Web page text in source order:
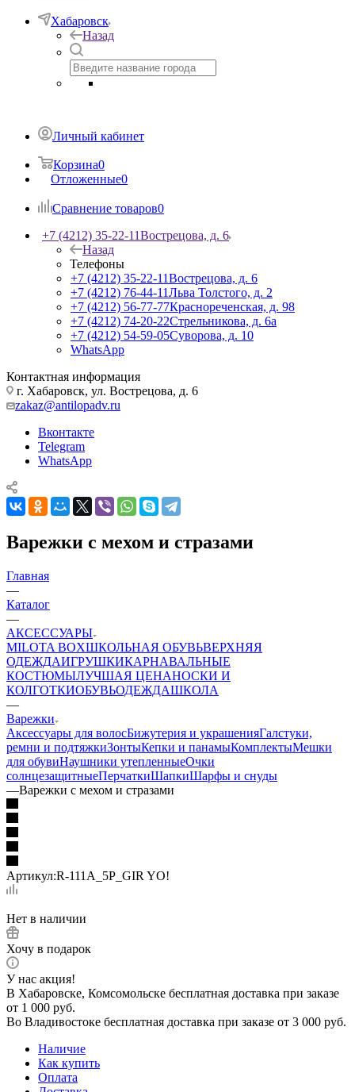
Хабаровск
Назад
Личный кабинет
Корзина0
Отложенные0
Сравнение товаров0
+7 (4212) 35-22-11Вострецова, д. 6
Назад
Телефоны
+7 (4212) 35-22-11Вострецова, д. 6
+7 (4212) 76-44-11Льва Толстого, д. 2
+7 (4212) 56-77-77Краснореченская, д. 98
+7 (4212) 74-20-22Стрельникова, д. 6а
+7 (4212) 54-59-05Суворова, д. 10
WhatsApp
Контактная информация
г. Хабаровск, ул. Вострецова, д. 6
zakaz@antilopadv.ru
Вконтакте
Telegram
WhatsApp
Варежки с мехом и стразами
Главная
—
Каталог
—
АКСЕССУАРЫ
MILOTA BOXШКОЛЬНАЯ ОБУВЬВЕРХНЯЯ
ОДЕЖДАИГРУШКИКАРНАВАЛЬНЫЕ
КОСТЮМЫЛУЧШАЯ ЦЕНАНОСКИ И
КОЛГОТКИОБУВЬОДЕЖДАШКОЛА
—
Варежки
Аксессуары для волосБижутерия и украшенияГалстуки,
ремни и подтяжкиЗонтыКепки и панамыКомплектыМешки
для обувиНаушники утепленныеОчки
солнцезащитныеПерчаткиШапкиШарфы и снуды
—Варежки с мехом и стразами
Артикул:R-111A_5P_GIR YO!
Нет в наличии
Хочу в подарок
У нас акция!
В Хабаровске, Комсомольске бесплатная доставка при заказе
от 1 000 руб.
Во Владивостоке бесплатная доставка при заказе от 3 000 руб.
Наличие
Как купить
Оплата